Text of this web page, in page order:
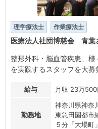
理学療法士 作業療法士
医療法人社団博慈会 青葉
整形外科・脳血管疾患、
を実践するスタッフを大募
給与 月収 23万
勤務地
神奈川県神奈
東急田園都市
５分「大場町